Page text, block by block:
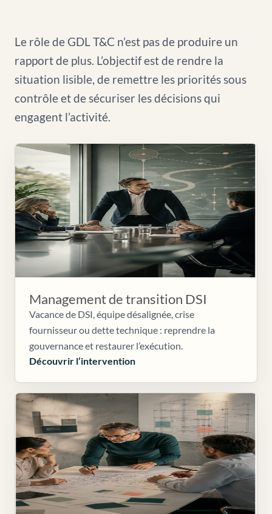
Le rôle de GDL T&C n’est pas de produire un
rapport de plus. L’objectif est de rendre la
situation lisible, de remettre les priorités sous
contrôle et de sécuriser les décisions qui
engagent l’activité.
Management de transition DSI
Vacance de DSI, équipe désalignée, crise
fournisseur ou dette technique : reprendre la
gouvernance et restaurer l’exécution.
Découvrir l’intervention